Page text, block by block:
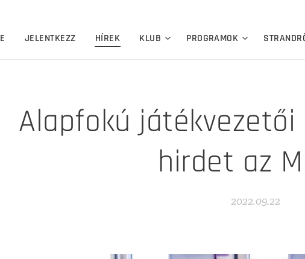
JELENTKEZZ HÍREK KLUB PROGRAMOK
Alapfokú
hirdet az
2022.09.22